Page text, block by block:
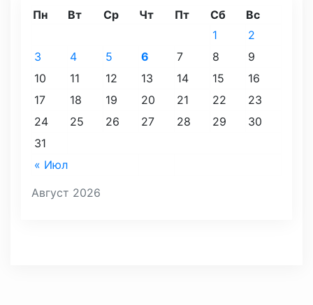
Август 2026
Пн Вт Ср Чт Пт Сб Вс
« Июл
1
2
3
4 5 6 7 8
9
10
11 12 13 14 15
16
17
18 19 20 21 22
23
24
25 26 27 28 29
30
31